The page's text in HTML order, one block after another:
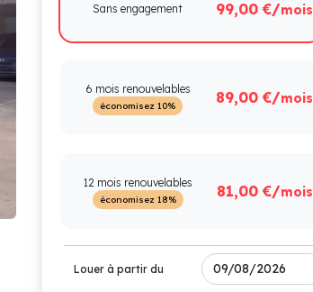
Sans engagement 99,00 €/mois
6 mois renouvelables
économisez 10% 89,00 €/mois
12 mois renouvelables
économisez 18% 81,00 €/mois
Louer à partir du